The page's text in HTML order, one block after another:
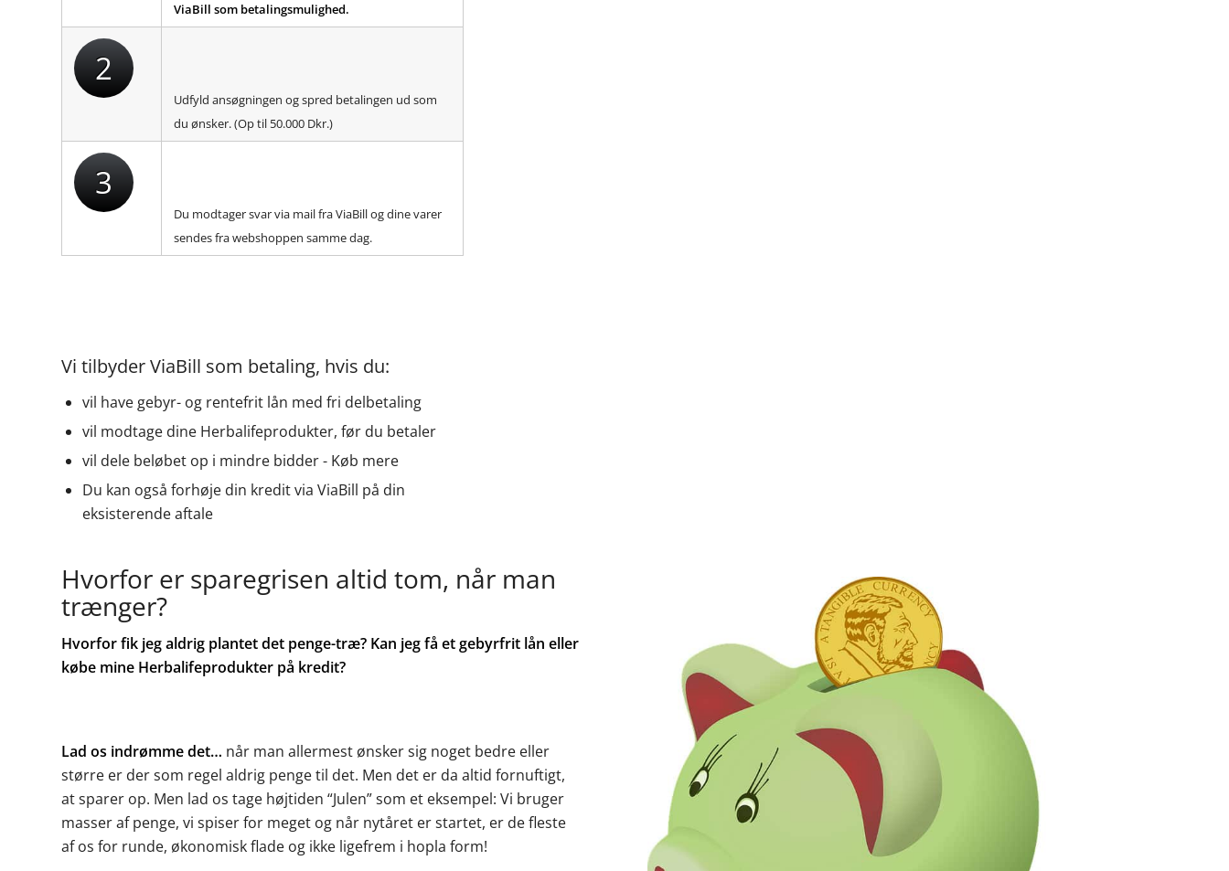
ViaBill som betalingsmulighed.
2
Udfyld ansøgningen og spred betalingen ud som
du ønsker. (Op til 50.000 Dkr.)
3
Du modtager svar via mail fra ViaBill og dine varer
sendes fra webshoppen samme dag.
Vi tilbyder ViaBill som betaling, hvis du:
vil have gebyr- og rentefrit lån med fri delbetaling
vil modtage dine Herbalifeprodukter, før du betaler
vil dele beløbet op i mindre bidder - Køb mere
Du kan også forhøje din kredit via ViaBill på din
eksisterende aftale
Hvorfor er sparegrisen altid tom, når man
trænger?
Hvorfor fik jeg aldrig plantet det penge-træ? Kan jeg få et gebyrfrit lån eller
købe mine Herbalifeprodukter på kredit?
Lad os indrømme det… når man allermest ønsker sig noget bedre eller
større er der som regel aldrig penge til det. Men det er da altid fornuftigt,
at sparer op. Men lad os tage højtiden “Julen” som et eksempel: Vi bruger
masser af penge, vi spiser for meget og når nytåret er startet, er de fleste
af os for runde, økonomisk flade og ikke ligefrem i hopla form!